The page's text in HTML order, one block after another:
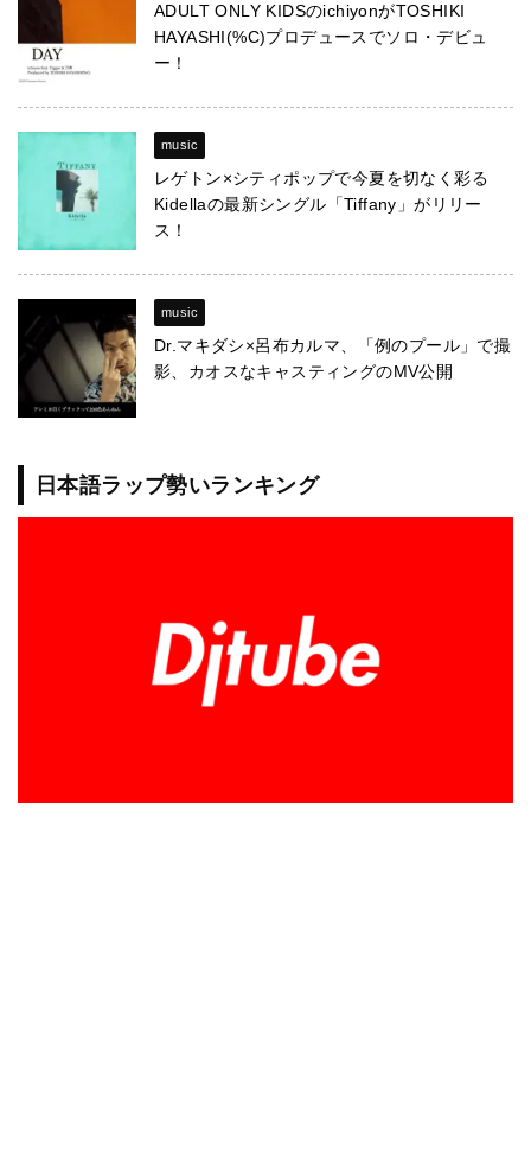
ADULT ONLY KIDSのichiyonがTOSHIKI
HAYASHI(%C)プロデュースでソロ・デビュ
ー！
music
レゲトン×シティポップで今夏を切なく彩る
Kidellaの最新シングル「Tiffany」がリリー
ス！
music
Dr.マキダシ×呂布カルマ、「例のプール」で撮
影、カオスなキャスティングのMV公開
日本語ラップ勢いランキング